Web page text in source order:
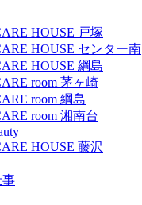
HOUSE 戸塚
HOUSE センター南
HOUSE 綱島
room 茅ヶ崎
room 綱島
room 湘南台
HOUSE 藤沢
事